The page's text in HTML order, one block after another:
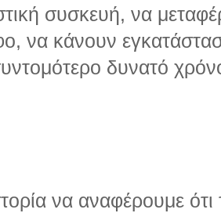
συσκευή, να
να κάνουν
δυνατό
να αναφέρουμε